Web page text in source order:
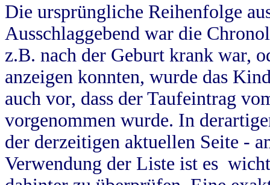
Die ursprüngliche Reihenfolge
Ausschlaggebend war die
z.B. nach der Geburt krank war,
anzeigen konnten, wurde das
auch vor, dass der Taufeintrag
vorgenommen wurde. In
der derzeitigen aktuellen Seite -
Verwendung der Liste ist es